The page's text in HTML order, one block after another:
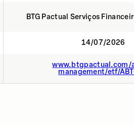
BTG Pactual Serviços
14/07/2026
www.btgpactual.com/
management/etf/